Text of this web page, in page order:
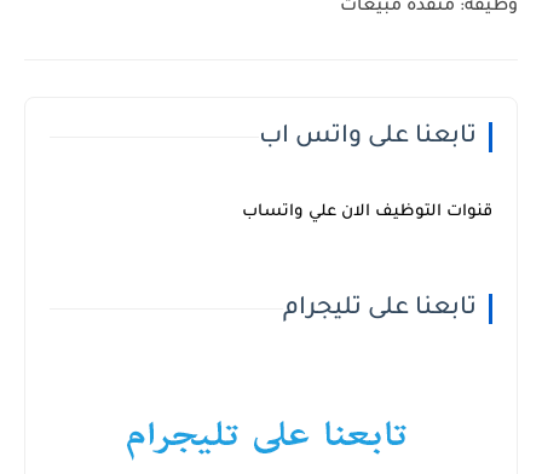
وظيفة: منفذة مبيعات
تابعنا على واتس اب
قنوات التوظيف الان علي واتساب
تابعنا على تليجرام